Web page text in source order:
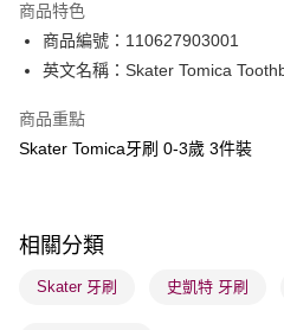
PayMe
WeChat Pay
BoC Pay
每筆HK$65.00，滿HK$300.00或以
順豐站及營業點 - 確認發貨後1-3個
商品特色
商品編號：110627903001
英文名稱：Skater Tomica
商品重點
Skater Tomica牙刷 0-3歲 3件裝
相關分類
Skater 牙刷 史凱特 牙刷